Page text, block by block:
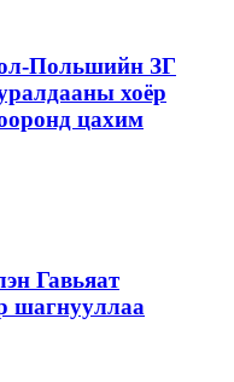
Польшийн ЗГ
хоёр
цахим
Гавьяат
шагнууллаа